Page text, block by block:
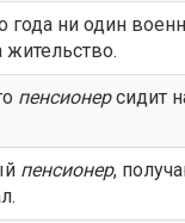
года ни один
жительство.
пенсионерсидит
пенсионер,